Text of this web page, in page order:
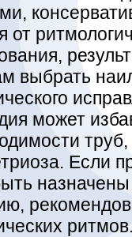
от
выбрать
может
Если